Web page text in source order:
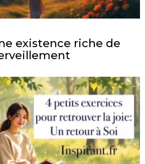
existence riche de